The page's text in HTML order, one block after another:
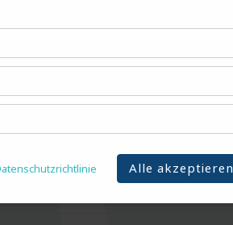
Alle akzeptieren